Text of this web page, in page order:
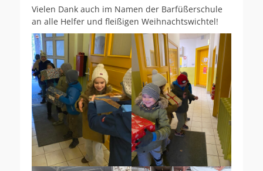
Vielen Dank auch im Namen der Barfüßerschule
an alle Helfer und fleißigen Weihnachtswichtel!